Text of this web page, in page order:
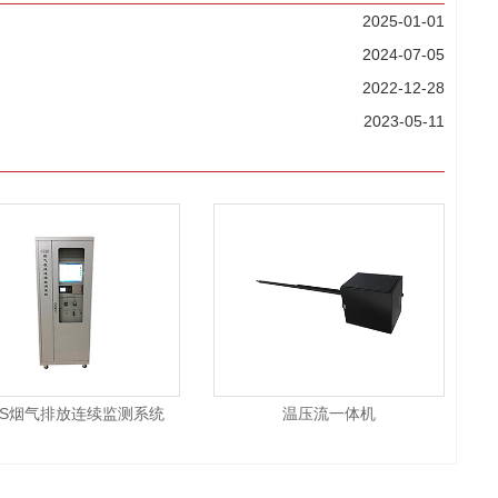
2025-01-01
2024-07-05
2022-12-28
2023-05-11
烟气排放连续监测系统 温压流一体机